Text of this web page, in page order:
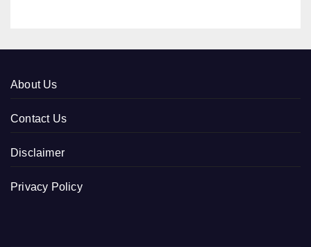
About Us
Contact Us
Disclaimer
Privacy Policy